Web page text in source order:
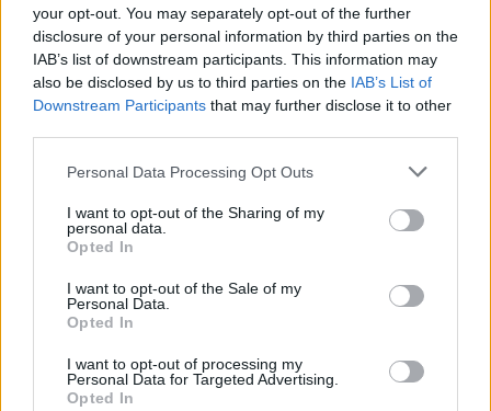
your opt-out. You may separately opt-out of the further
disclosure of your personal information by third parties on the
IAB’s list of downstream participants. This information may
also be disclosed by us to third parties on the IAB’s List of
Downstream Participants that may further disclose it to other
Personal Data Processing Opt Outs
I want to opt-out of the Sharing of my
personal data.
Opted In
I want to opt-out of the Sale of my
Personal Data.
Opted In
I want to opt-out of processing my
Personal Data for Targeted Advertising.
Opted In
Social“ rašė: „Sraigtasparnis „Black Hawk“
skrido per aukštai, ir gerokai (per aukštai). Jis
gerokai viršijo 200 pėdų ribą. Tai nėra taip
sudėtinga suprasti, taip?“
Leisdamasis sostinės Ronaldo Reagano oro
uoste (DCA) trečiadienio vakarą keleivinis
lėktuvas susidūrė su kariniu sraigtasparniu.
Abu jie nukrito į upę. Orlaiviu skrido 60
keleivių ir 4 įgulos nariai, o sraigtasparniu – 3
įgulos nariai. Anot institucijų, visi 67 žmonės
žuvo.